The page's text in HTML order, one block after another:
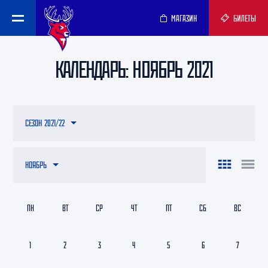
МАГАЗИН БИЛЕТЫ
КАЛЕНДАРЬ: НОЯБРЬ 2021
НОЯБРЬ
СЕЗОН 2021/22
1 2 3 4 5 6 7
ПН ВТ СР ЧТ ПТ СБ ВС